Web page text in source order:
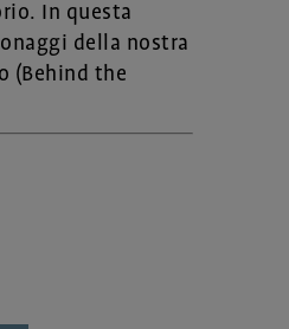
In questa
della nostra
(Behind the